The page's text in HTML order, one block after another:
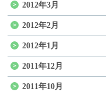
2012年3月
2012年2月
2012年1月
2011年12月
2011年10月